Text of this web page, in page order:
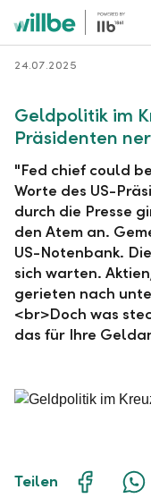
Alerts.Headline
24.07.2025
Geldpolitik im
Präsidenten
"Fed chief could
Worte des US-
durch die Presse
den Atem an.
US-Notenbank.
sich warten.
gerieten nach
<br>Doch was
das für Ihre
Teilen
Facebook